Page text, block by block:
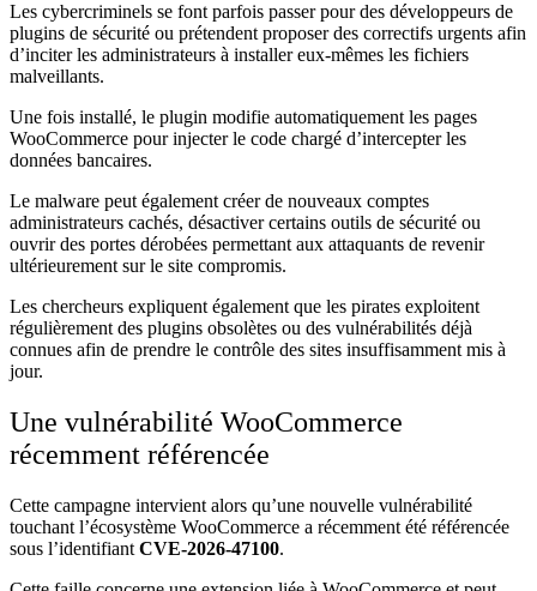
Les cybercriminels se font parfois passer pour des développeurs de
plugins de sécurité ou prétendent proposer des correctifs urgents afin
d’inciter les administrateurs à installer eux-mêmes les fichiers
malveillants.
Une fois installé, le plugin modifie automatiquement les pages
WooCommerce pour injecter le code chargé d’intercepter les
données bancaires.
Le malware peut également créer de nouveaux comptes
administrateurs cachés, désactiver certains outils de sécurité ou
ouvrir des portes dérobées permettant aux attaquants de revenir
ultérieurement sur le site compromis.
Les chercheurs expliquent également que les pirates exploitent
régulièrement des plugins obsolètes ou des vulnérabilités déjà
connues afin de prendre le contrôle des sites insuffisamment mis à
jour.
Une vulnérabilité WooCommerce
récemment référencée
Cette campagne intervient alors qu’une nouvelle vulnérabilité
touchant l’écosystème WooCommerce a récemment été référencée
sous l’identifiant CVE-2026-47100.